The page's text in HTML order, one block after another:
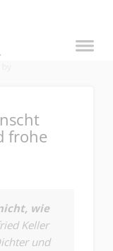
frohe
wie
Keller
und